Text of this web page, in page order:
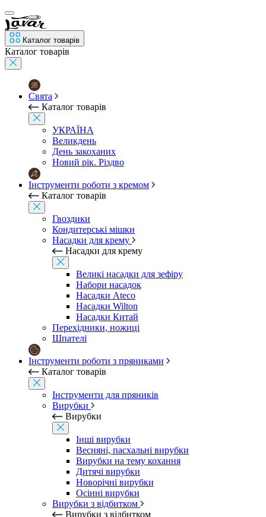
Каталог товарів
Каталог товарів
Свята
Каталог товарів
УКРАЇНА
Великдень
День закоханих
Новий рік. Різдво
Інструменти роботи з кремом
Каталог товарів
Гвоздики
Кондитерські мішки
Насадки для крему
Насадки для крему
Великі насадки для зефіру
Набори насадок
Насадки Ateco
Насадки Wilton
Насадки Китай
Перехідники, ножиці
Шпателі
Інструменти роботи з пряниками
Каталог товарів
Інструменти для пряників
Вирубки
Вирубки
Інші вирубки
Весняні, пасхальні вирубки
Вирубки на тему кохання
Дитячі вирубки
Новорічні вирубки
Осінні вирубки
Вирубки з відбитком
Вирубки з відбитком